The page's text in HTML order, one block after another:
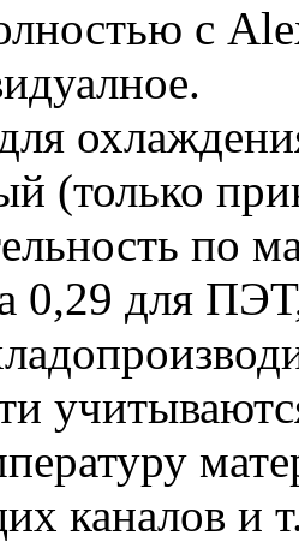
с
(только
по
0,29 для
каналов и